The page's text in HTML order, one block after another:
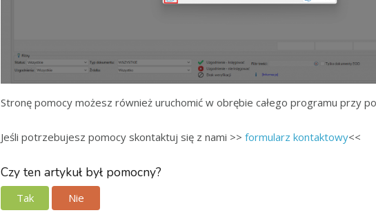
Stronę pomocy możesz również uruchomić w obrębie całego programu przy
Jeśli potrzebujesz pomocy skontaktuj się z nami >>formularz kontaktowy<<
Czy ten artykuł był pomocny?
Tak Nie